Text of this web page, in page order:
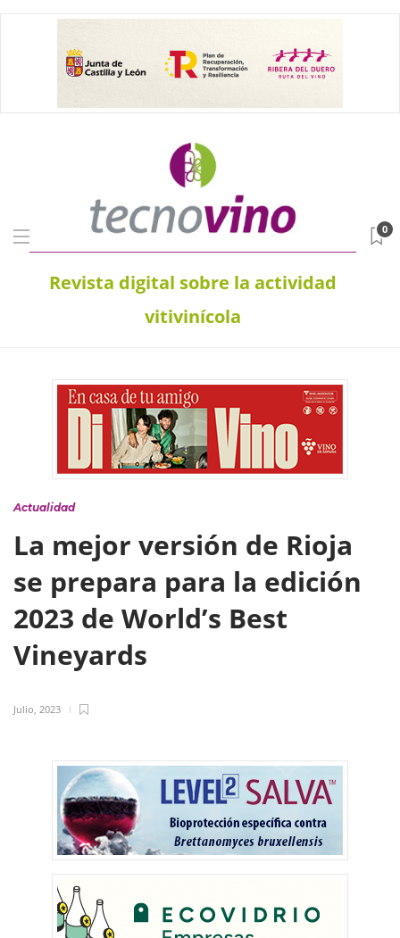
Revista digital sobre la actividad
vitivinícola
0
Actualidad
La mejor versión de Rioja
se prepara para la edición
2023 de World’s Best
Vineyards
Julio, 2023